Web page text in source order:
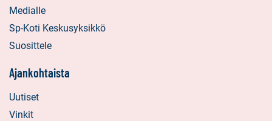
Medialle
Sp-Koti Keskusyksikkö
Suosittele
Ajankohtaista
Uutiset
Vinkit